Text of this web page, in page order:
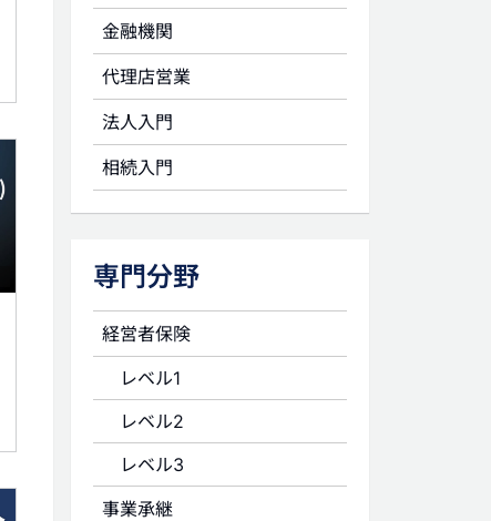
金融機関
代理店営業
法人入門
相続入門
専門分野
経営者保険
レベル1
レベル2
レベル3
事業承継